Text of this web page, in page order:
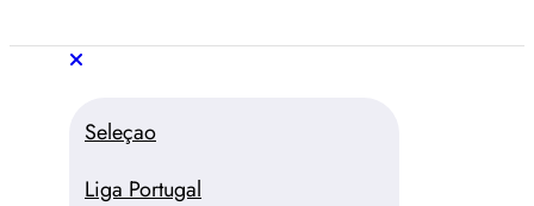
au
Trivela
L'actualité du football portugais
Seleçao
Liga Portugal